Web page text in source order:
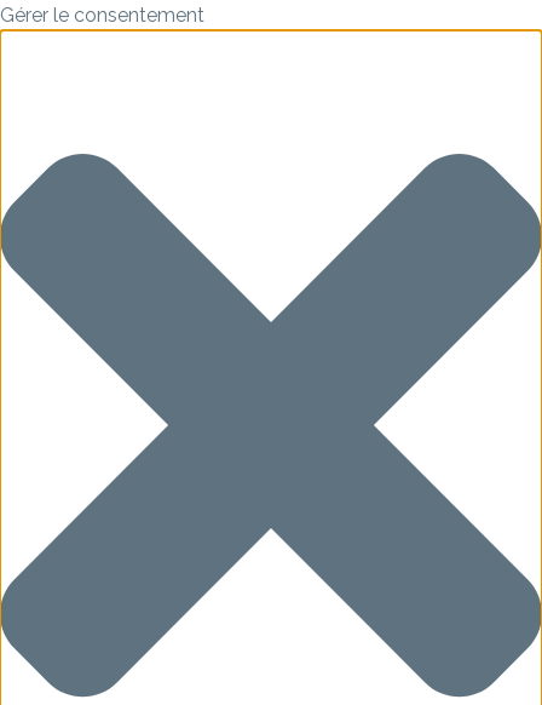
Gérer le consentement